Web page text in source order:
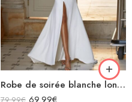
Robe de soirée blanche longue avec manches bouffantes transparentes épaules dénudées fendue décolleté
69.99€